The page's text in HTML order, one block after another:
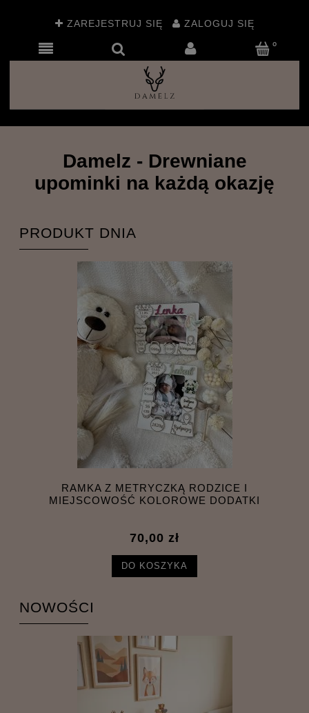
ZAREJESTRUJ SIĘ ZALOGUJ SIĘ
Personalizowane drewniane upominki i prezenty
Damelz - Drewniane
upominki na każdą okazję
PRODUKT DNIA
RAMKA Z METRYCZKĄ RODZICE I
MIEJSCOWOŚĆ KOLOROWE DODATKI
70,00 zł
DO KOSZYKA
NOWOŚCI